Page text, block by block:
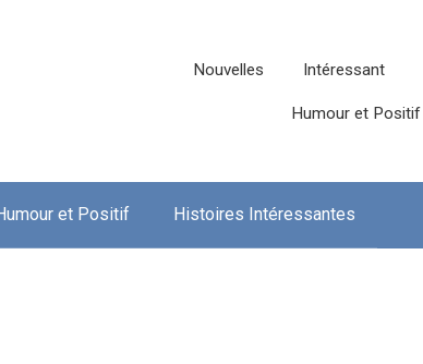
Nouvelles Intéressant
Humour et Positif
et Positif Histoires Intéressantes